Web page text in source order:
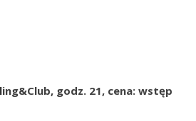
godz. 21, cena: wstęp